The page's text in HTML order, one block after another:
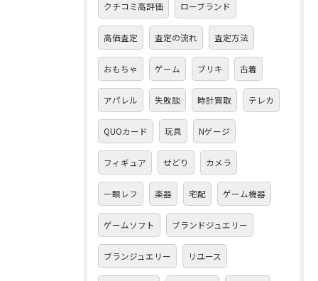
クチコミ高評価 ローブランド
高価査定 査定の流れ 査定方法
おもちゃ ゲーム ブリキ 古着
アパレル 失敗談 時計買取 テレカ
QUOカード 玩具 Nゲージ
フィギュア せどり カメラ
一眼レフ 楽器 宅配 ゲーム機器
ゲームソフト ブランドジュエリー
ブランジュエリー リユース